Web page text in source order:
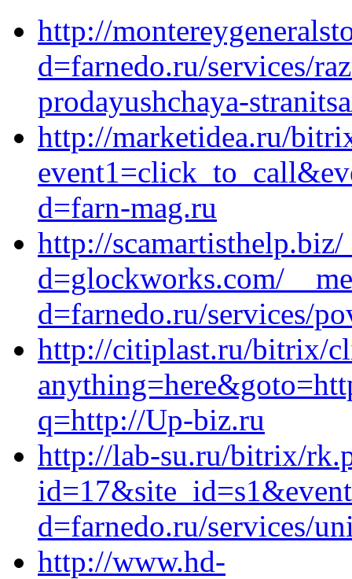
http://
d=farnedo.ru/services/
prodayushchaya-
http://marketidea.ru/
d=farn-mag.ru
http://
d=glockworks.com/
d=farnedo.ru/services/
http://citiplast.ru/bitrix/
q=http://Up-biz.ru
http://lab-su.ru/bitrix/
d=farnedo.ru/services/
http://www.hd-